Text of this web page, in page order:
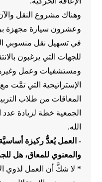
وهناك مشروع النقل
وعشرون سيارة مجهزة
في تسهيل نقل منسوبي
للجهات التي يرغبون
ومستشفيات وعمل
الإستراتيجية التي تمَّت
المعاقات من طلاب
الله.
- العمل يُعدُّ ركيزة
والمعنوي للمعاق، هل
* لا شكَّ أن العمل لذوي